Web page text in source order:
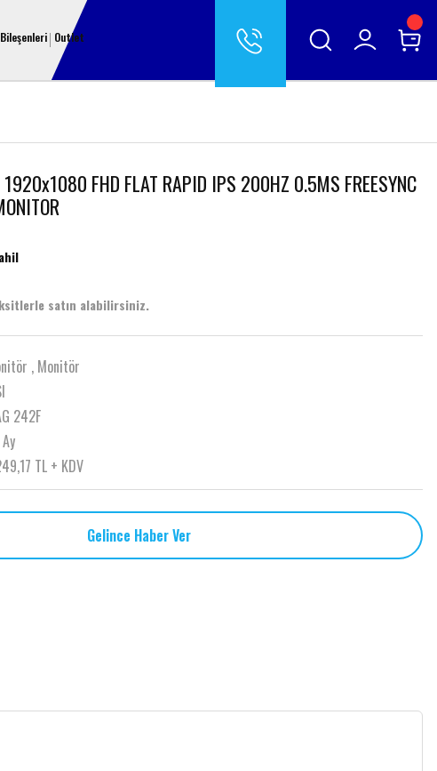
Outlet
FHD FLAT RAPID IPS 200HZ 0.5MS FREESYNC
satın alabilirsiniz.
, Monitör
242F
TL + KDV
Gelince Haber Ver